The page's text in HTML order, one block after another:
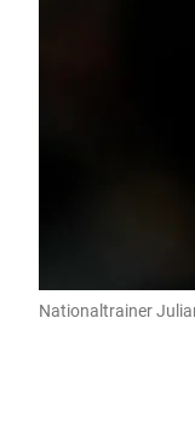
Nationaltrainer